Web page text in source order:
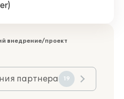
внедрение/проект
партнера 19